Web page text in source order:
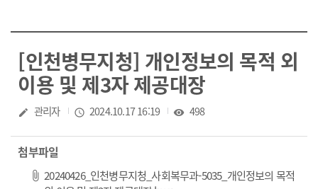
[인천병무지청] 개인정보의 목적 외
이용 및 제3자 제공대장
작성자
create 관리자 작성일
access_time 2024.10.17 16:19 조회수
visibility 498
첨부파일
20240426_인천병무지청_사회복무과-5035_개인정보의 목적